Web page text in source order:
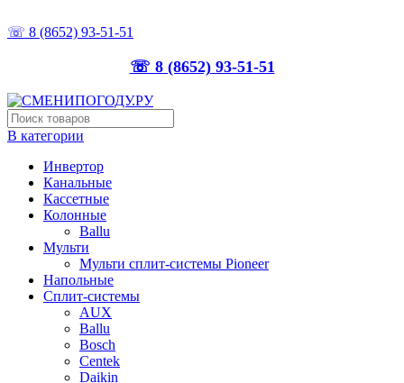
☏ 8 (8652) 93-51-51
☏ 8 (8652) 93-51-51
В категории
Инвертор
Канальные
Кассетные
Колонные
Ballu
Мульти
Мульти сплит-системы Pioneer
Напольные
Сплит-системы
AUX
Ballu
Bosch
Centek
Daikin